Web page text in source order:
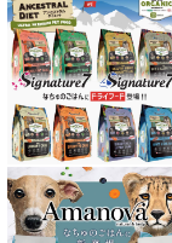
キトン用 フ
成猫用 フー
シニア猫用